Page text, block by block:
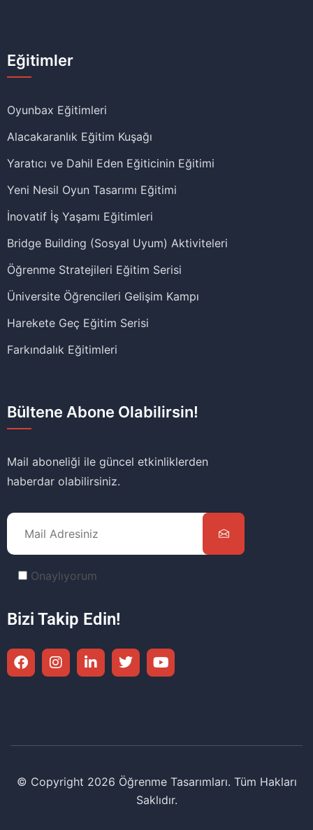
Eğitimler
Oyunbax Eğitimleri
Alacakaranlık Eğitim Kuşağı
Yaratıcı ve Dahil Eden Eğiticinin Eğitimi
Yeni Nesil Oyun Tasarımı Eğitimi
İnovatif İş Yaşamı Eğitimleri
Bridge Building (Sosyal Uyum) Aktiviteleri
Öğrenme Stratejileri Eğitim Serisi
Üniversite Öğrencileri Gelişim Kampı
Harekete Geç Eğitim Serisi
Farkındalık Eğitimleri
Bültene Abone Olabilirsin!
Mail aboneliği ile güncel etkinliklerden
haberdar olabilirsiniz.
Onaylıyorum
Bizi Takip Edin!
© Copyright 2026 Öğrenme Tasarımları. Tüm Hakları
Saklıdır.